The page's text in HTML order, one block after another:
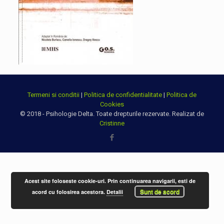
Termeni si conditii | Politica de confidentialitate | Politica de
Cookies
© 2018 - Psihologie Delta. Toate drepturile rezervate. Realizat de
Cristinne
Acest site foloseste cookie-uri. Prin continuarea navigarii, esti de
acord cu folosirea acestora.Detalii Sunt de acord